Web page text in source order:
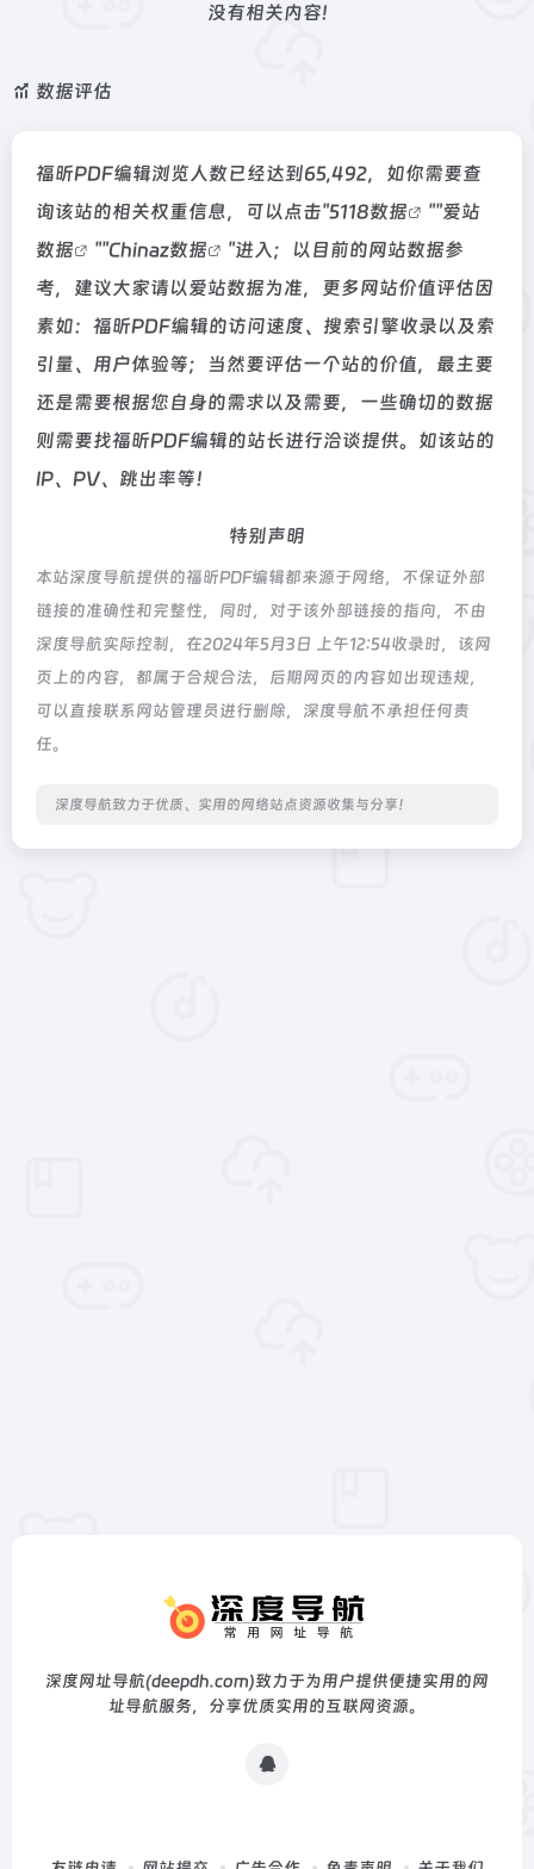
没有相关内容!
数据评估
福昕PDF编辑浏览人数已经达到65,492，如你需要查
询该站的相关权重信息，可以点击"5118数据 ""爱站
数据
""Chinaz数据
"进入；以目前的网站数据参
考，建议大家请以爱站数据为准，更多网站价值评估因
素如：福昕PDF编辑的访问速度、搜索引擎收录以及索
引量、用户体验等；当然要评估一个站的价值，最主要
还是需要根据您自身的需求以及需要，一些确切的数据
则需要找福昕PDF编辑的站长进行洽谈提供。如该站的
IP、PV、跳出率等！
特别声明
本站深度导航提供的福昕PDF编辑都来源于网络，不保证外部
链接的准确性和完整性，同时，对于该外部链接的指向，不由
深度导航实际控制，在2024年5月3日 上午12:54收录时，该网
页上的内容，都属于合规合法，后期网页的内容如出现违规，
可以直接联系网站管理员进行删除，深度导航不承担任何责
任。
深度导航致力于优质、实用的网络站点资源收集与分享！
深度网址导航(deepdh.com)致力于为用户提供便捷实用的网
址导航服务，分享优质实用的互联网资源。